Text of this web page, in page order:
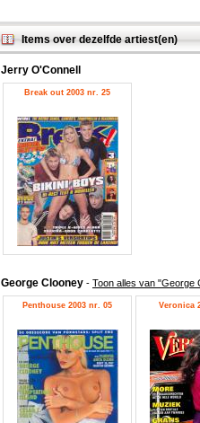
Items over dezelfde artiest(en)
Jerry O'Connell
Break out 2003 nr. 25
George Clooney - Toon alles van "George
Penthouse 2003 nr. 05 Veronica